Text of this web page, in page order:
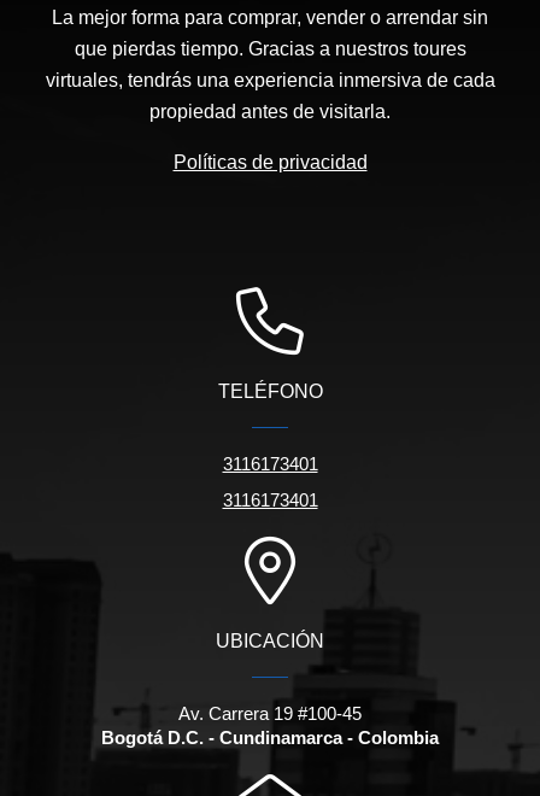
La mejor forma para comprar, vender o arrendar sin
que pierdas tiempo. Gracias a nuestros toures
virtuales, tendrás una experiencia inmersiva de cada
propiedad antes de visitarla.
Políticas de privacidad
TELÉFONO
3116173401
3116173401
UBICACIÓN
Av. Carrera 19 #100-45
Bogotá D.C. - Cundinamarca - Colombia